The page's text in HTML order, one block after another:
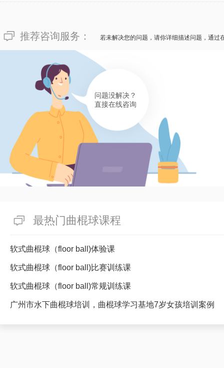
推荐咨询服务： 若未解决您的问题，请你详细描述问题，通过
问题没解决？
直接在线咨询
最热门曲棍球课程
软式曲棍球（floor ball)体验课
软式曲棍球（floor ball)比赛训练课
软式曲棍球（floor ball)常规训练课
广州市水下曲棍球培训，曲棍球学习基地7岁女孩培训案例